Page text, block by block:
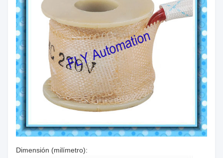
Dimensión (milímetro):